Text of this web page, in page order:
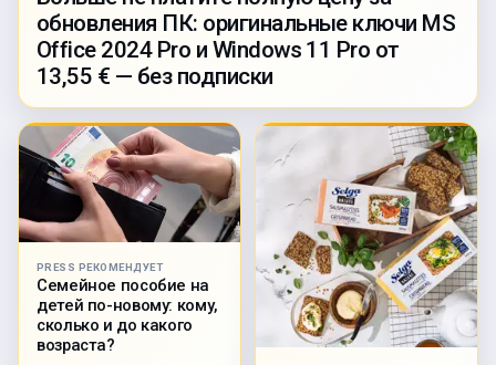
обновления ПК: оригинальные ключи MS
Office 2024 Pro и Windows 11 Pro от
13,55 € — без подписки
PRESS РЕКОМЕНДУЕТ
Семейное пособие на
детей по-новому: кому,
сколько и до какого
возраста?